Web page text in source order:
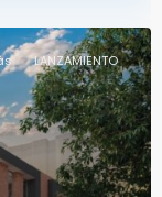
LANZAMIENTO